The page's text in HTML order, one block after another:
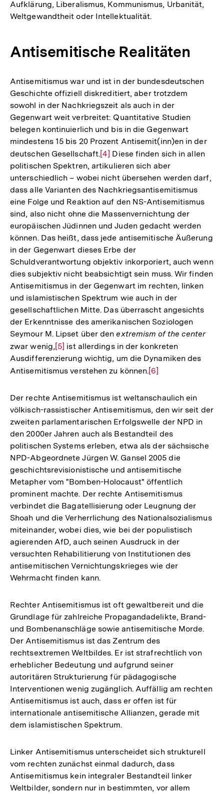
Aufklärung, Liberalismus, Kommunismus, Urbanität,
Weltgewandtheit oder Intellektualität.
Antisemitische Realitäten
Antisemitismus war und ist in der bundesdeutschen
Geschichte offiziell diskreditiert, aber trotzdem
sowohl in der Nachkriegszeit als auch in der
Gegenwart weit verbreitet: Quantitative Studien
belegen kontinuierlich und bis in die Gegenwart
mindestens 15 bis 20 Prozent Antisemit(inn)en in der
deutschen Gesellschaft.Zur
Auflösung
der
Fußnote
[4] Diese finden sich in allen
politischen Spektren, artikulieren sich aber
unterschiedlich – wobei nicht übersehen werden darf,
dass alle Varianten des Nachkriegsantisemitismus
eine Folge und Reaktion auf den NS-Antisemitismus
sind, also nicht ohne die Massenvernichtung der
europäischen Jüdinnen und Juden gedacht werden
können. Das heißt, dass jede antisemitische Äußerung
in der Gegenwart dieses Erbe der
Schuldverantwortung objektiv inkorporiert, auch wenn
dies subjektiv nicht beabsichtigt sein muss. Wir finden
Antisemitismus in der Gegenwart im rechten, linken
und islamistischen Spektrum wie auch in der
gesellschaftlichen Mitte. Das überrascht angesichts
der Erkenntnisse des amerikanischen Soziologen
Seymour M. Lipset über denextremism of the center
zwar wenig,Zur
Auflösung
der
[5] ist allerdings in der konkreten
Ausdifferenzierung wichtig, um die Dynamiken des
Antisemitismus verstehen zu können.Zur
der
Fußnote
[6]
Der rechte Antisemitismus ist weltanschaulich ein
völkisch-rassistischer Antisemitismus, den wir seit der
zweiten parlamentarischen Erfolgswelle der NPD in
den 2000er Jahren auch als Bestandteil des
politischen Systems erleben, etwa als der sächsische
NPD-Abgeordnete Jürgen W. Gansel 2005 die
geschichtsrevisionistische und antisemitische
Metapher vom "Bomben-Holocaust" öffentlich
prominent machte. Der rechte Antisemitismus
verbindet die Bagatellisierung oder Leugnung der
Shoah und die Verherrlichung des Nationalsozialismus
miteinander, wobei dies, wie bei der populistisch
agierenden AfD, auch seinen Ausdruck in der
versuchten Rehabilitierung von Institutionen des
antisemitischen Vernichtungskrieges wie der
Wehrmacht finden kann.
Rechter Antisemitismus ist oft gewaltbereit und die
Grundlage für zahlreiche Propagandadelikte, Brand-
und Bombenanschläge sowie antisemitische Morde.
Der Antisemitismus ist das Zentrum des
rechtsextremen Weltbildes. Er ist strafrechtlich von
erheblicher Bedeutung und aufgrund seiner
autoritären Strukturierung für pädagogische
Interventionen wenig zugänglich. Auffällig am rechten
Antisemitismus ist auch, dass er offen ist für
internationale antisemitische Allianzen, gerade mit
dem islamistischen Spektrum.
Linker Antisemitismus unterscheidet sich strukturell
vom rechten zunächst einmal dadurch, dass
Antisemitismus kein integraler Bestandteil linker
Weltbilder, sondern nur in bestimmten, vor allem